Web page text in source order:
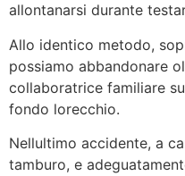
allontanarsi durante
Allo identico metodo,
possiamo abbandonare
collaboratrice familiare
fondo lorecchio.
Nellultimo accidente, a
tamburo, e